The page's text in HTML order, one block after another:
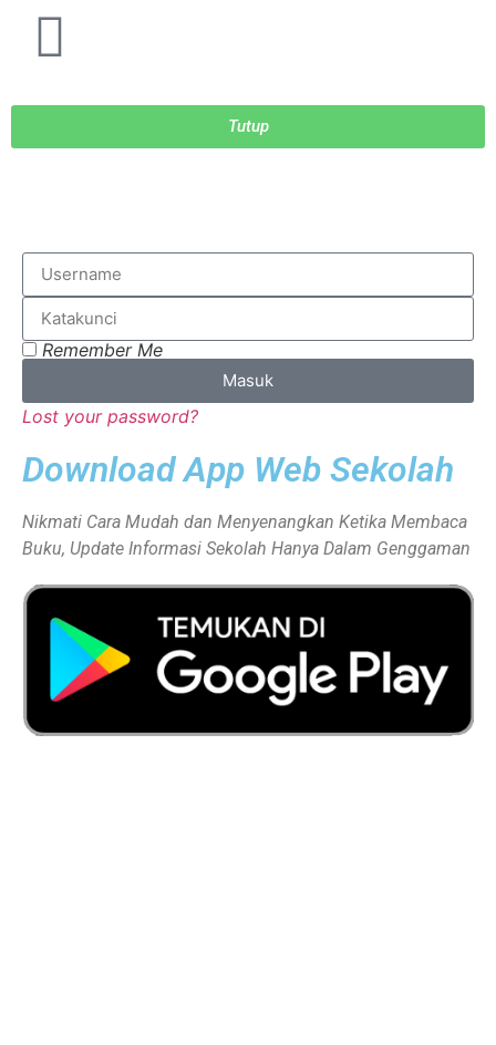
Tutup
Remember Me
Masuk
Lost your password?
Download App Web Sekolah
Nikmati Cara Mudah dan Menyenangkan Ketika Membaca
Buku, Update Informasi Sekolah Hanya Dalam Genggaman